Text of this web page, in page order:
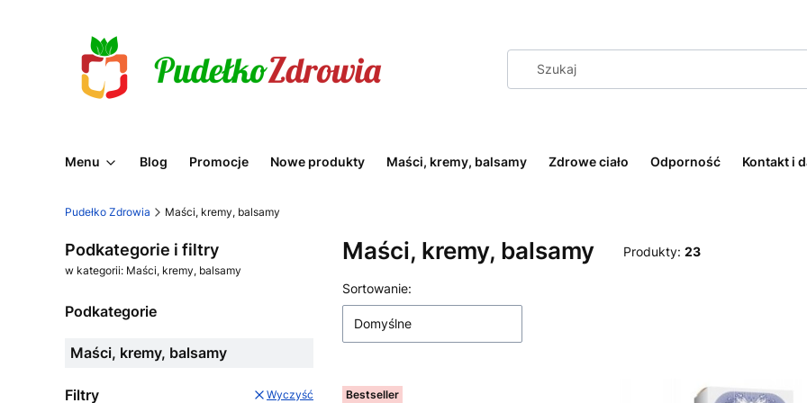
Menu Blog Promocje Nowe produkty Maści, kremy, balsamy Zdrowe ciało Odporność Kontakt i
Pudełko Zdrowia Maści, kremy, balsamy
Podkategorie i filtry
w kategorii: Maści, kremy, balsamy
Podkategorie
Maści, kremy, balsamy
Filtry Wyczyść
Maści, kremy, balsamy Produkty: 23
Lista produktów
Sortowanie:
Domyślne
Bestseller